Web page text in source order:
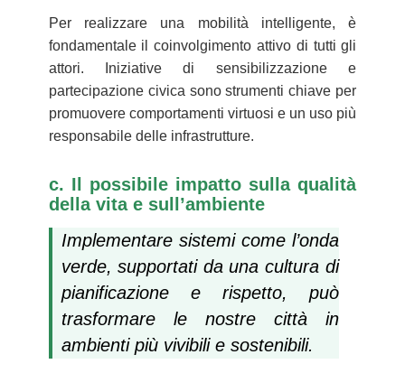
Per realizzare una mobilità intelligente, è
fondamentale il coinvolgimento attivo di tutti gli
attori. Iniziative di sensibilizzazione e
partecipazione civica sono strumenti chiave per
promuovere comportamenti virtuosi e un uso più
responsabile delle infrastrutture.
c. Il possibile impatto sulla qualità
della vita e sull’ambiente
Implementare sistemi come l’onda
verde, supportati da una cultura di
pianificazione e rispetto, può
trasformare le nostre città in
ambienti più vivibili e sostenibili.